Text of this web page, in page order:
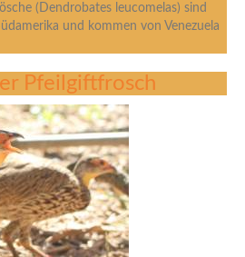
(Dendrobates leucomelas) sind
und kommen von Venezuela
Pfeilgiftfrosch